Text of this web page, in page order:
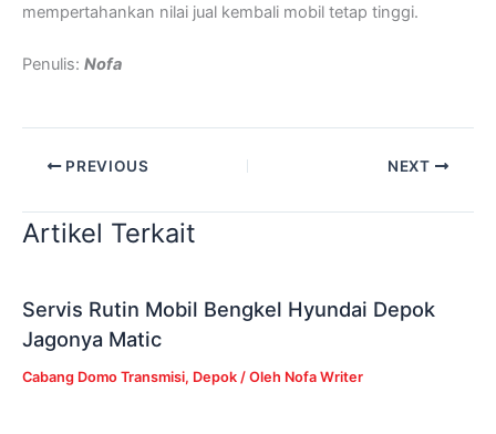
mempertahankan nilai jual kembali mobil tetap tinggi.
Penulis: Nofa
PREVIOUS NEXT
Artikel Terkait
Servis Rutin Mobil Bengkel Hyundai Depok
Jagonya Matic
Cabang Domo Transmisi, Depok / Oleh Nofa Writer